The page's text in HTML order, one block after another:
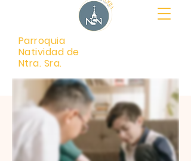
Parroquia
Natividad de
Ntra. Sra.